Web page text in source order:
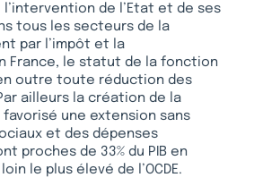
de l’Etat et de ses
tous les secteurs de la
par l’impôt et la
France, le statut de la fonction
outre toute réduction des
ailleurs la création de la
une extension sans
et des dépenses
proches de 33% du PIB en
le plus élevé de l’OCDE.